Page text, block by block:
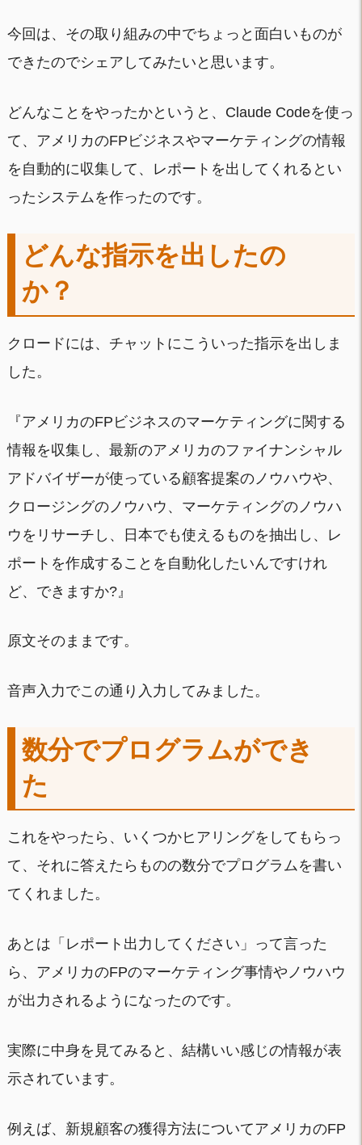
今回は、その取り組みの中でちょっと面白いものが
できたのでシェアしてみたいと思います。
どんなことをやったかというと、Claude Codeを使っ
て、アメリカのFPビジネスやマーケティングの情報
を自動的に収集して、レポートを出してくれるとい
ったシステムを作ったのです。
どんな指示を出したの
か？
クロードには、チャットにこういった指示を出しま
した。
『アメリカのFPビジネスのマーケティングに関する
情報を収集し、最新のアメリカのファイナンシャル
アドバイザーが使っている顧客提案のノウハウや、
クロージングのノウハウ、マーケティングのノウハ
ウをリサーチし、日本でも使えるものを抽出し、レ
ポートを作成することを自動化したいんですけれ
ど、できますか?』
原文そのままです。
音声入力でこの通り入力してみました。
数分でプログラムができ
た
これをやったら、いくつかヒアリングをしてもらっ
て、それに答えたらものの数分でプログラムを書い
てくれました。
あとは「レポート出力してください」って言った
ら、アメリカのFPのマーケティング事情やノウハウ
が出力されるようになったのです。
実際に中身を見てみると、結構いい感じの情報が表
示されています。
例えば、新規顧客の獲得方法についてアメリカのFP